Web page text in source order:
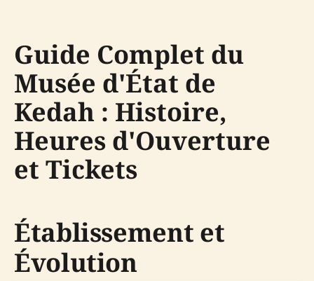
Guide Complet du
Musée d'État de
Kedah : Histoire,
Heures d'Ouverture
et Tickets
Établissement et
Évolution